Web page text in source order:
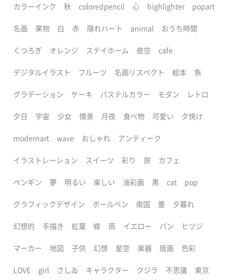
カラーインク 秋 coloredpencil 心 highlighter popart
名画 果物 白 赤 隠れハート animal おうち時間
くつろぎ オレンジ ステイホーム 夜空 cafe
デジタルイラスト フルーツ 名画リスペクト 絵本 魚
グラデーション ケーキ パステルカラー モダン レトロ
夕日 宇宙 少女 情景 月夜 食べ物 可愛い 夕焼け
modernart wave おしゃれ アンティーク
イラストレーション スイーツ 彩り 旅 カフェ
ペンギン 夢 明るい 楽しい 油彩画 黒 cat pop
グラフィックデザイン ボールペン 南国 墨 夕暮れ
幻想的 手描き 紅葉 蝶 雨 イエロー パン ヒツジ
マーカー 地図 子供 幻想 星空 楽器 版画 色彩
LOVE girl さしゐ キャラクター クジラ 不思議 東京